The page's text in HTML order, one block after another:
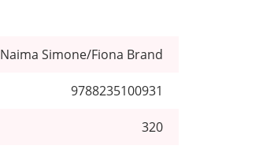
Naima Simone/Fiona Brand
9788235100931
320